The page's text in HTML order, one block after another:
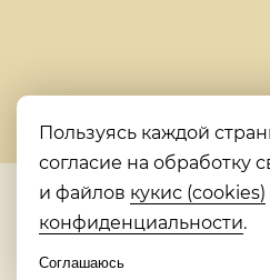
Пользуясь каждой
согласие на обработку
и файлов кукис (cookies)
конфиденциальности.
Соглашаюсь